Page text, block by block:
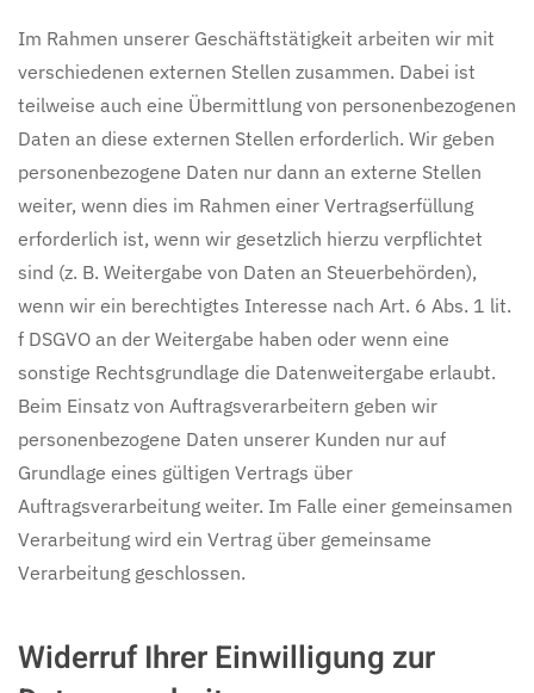
Im Rahmen unserer Geschäftstätigkeit arbeiten wir mit
verschiedenen externen Stellen zusammen. Dabei ist
teilweise auch eine Übermittlung von personenbezogenen
Daten an diese externen Stellen erforderlich. Wir geben
personenbezogene Daten nur dann an externe Stellen
weiter, wenn dies im Rahmen einer Vertragserfüllung
erforderlich ist, wenn wir gesetzlich hierzu verpflichtet
sind (z. B. Weitergabe von Daten an Steuerbehörden),
wenn wir ein berechtigtes Interesse nach Art. 6 Abs. 1 lit.
f DSGVO an der Weitergabe haben oder wenn eine
sonstige Rechtsgrundlage die Datenweitergabe erlaubt.
Beim Einsatz von Auftragsverarbeitern geben wir
personenbezogene Daten unserer Kunden nur auf
Grundlage eines gültigen Vertrags über
Auftragsverarbeitung weiter. Im Falle einer gemeinsamen
Verarbeitung wird ein Vertrag über gemeinsame
Verarbeitung geschlossen.
Widerruf Ihrer Einwilligung zur